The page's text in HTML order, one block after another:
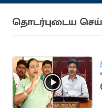
தொடர்புடைய